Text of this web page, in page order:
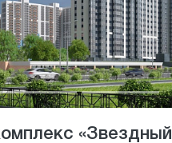
«Звездный